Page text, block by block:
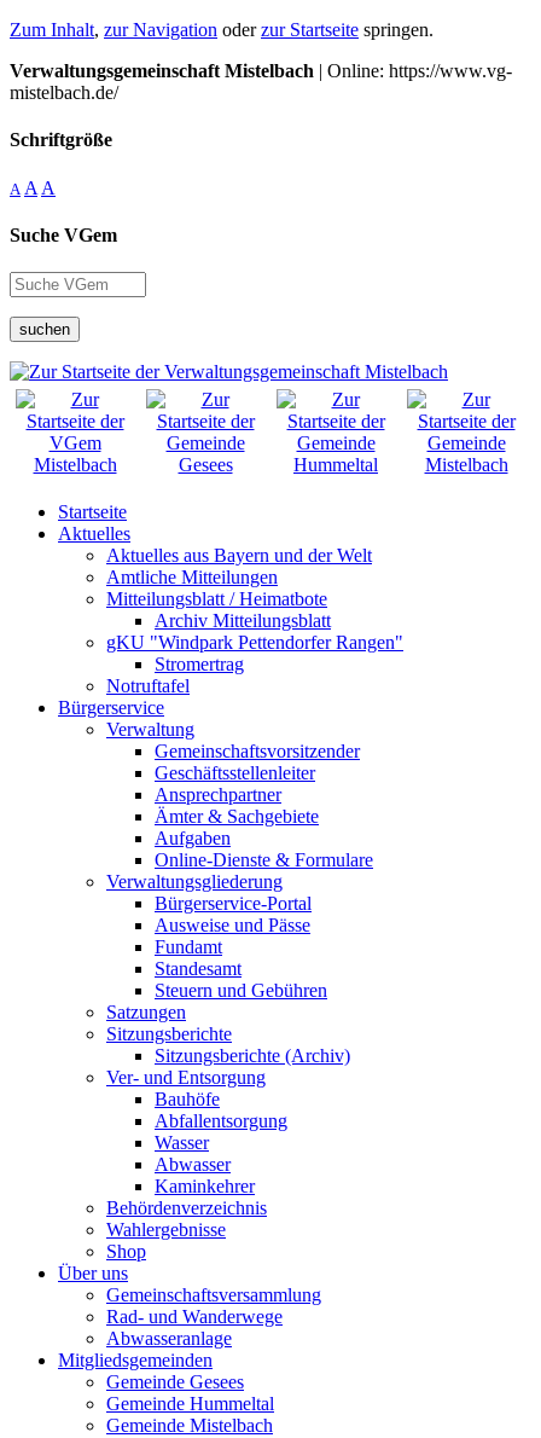
Zum Inhalt, zur Navigation oderzur Startseite springen.
Verwaltungsgemeinschaft Mistelbach | Online: https://www.vg-
mistelbach.de/
Schriftgröße
A A A
Suche VGem
suchen
Startseite
Aktuelles
Aktuelles aus Bayern und der Welt
Amtliche Mitteilungen
Mitteilungsblatt / Heimatbote
Archiv Mitteilungsblatt
gKU "Windpark Pettendorfer Rangen"
Stromertrag
Notruftafel
Bürgerservice
Verwaltung
Gemeinschaftsvorsitzender
Geschäftsstellenleiter
Ansprechpartner
Ämter & Sachgebiete
Aufgaben
Online-Dienste & Formulare
Verwaltungsgliederung
Bürgerservice-Portal
Ausweise und Pässe
Fundamt
Standesamt
Steuern und Gebühren
Satzungen
Sitzungsberichte
Sitzungsberichte (Archiv)
Ver- und Entsorgung
Bauhöfe
Abfallentsorgung
Wasser
Abwasser
Kaminkehrer
Behördenverzeichnis
Wahlergebnisse
Shop
Über uns
Gemeinschaftsversammlung
Rad- und Wanderwege
Abwasseranlage
Mitgliedsgemeinden
Gemeinde Gesees
Gemeinde Hummeltal
Gemeinde Mistelbach